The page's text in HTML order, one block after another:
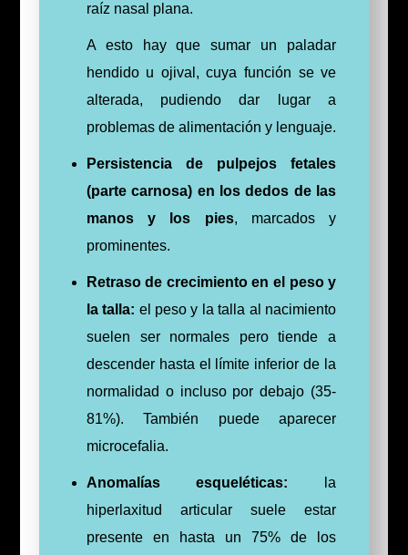
raíz nasal plana.
A esto hay que sumar un paladar
hendido u ojival, cuya función se ve
alterada, pudiendo dar lugar a
problemas de alimentación y lenguaje.
Persistencia de pulpejos fetales
(parte carnosa) en los dedos de las
manos y los pies, marcados y
prominentes.
Retraso de crecimiento en el peso y
la talla: el peso y la talla al nacimiento
suelen ser normales pero tiende a
descender hasta el límite inferior de la
normalidad o incluso por debajo (35-
81%). También puede aparecer
microcefalia.
Anomalías esqueléticas: la
hiperlaxitud articular suele estar
presente en hasta un 75% de los